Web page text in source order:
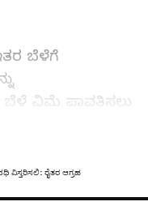
ಬೆಳೆಗೆ
ಬೆಳೆ ವಿಮೆ ಪಾವತಿಸಲು
ವಿಮೆ
ರೈತರ ಆಗ್ರಹ